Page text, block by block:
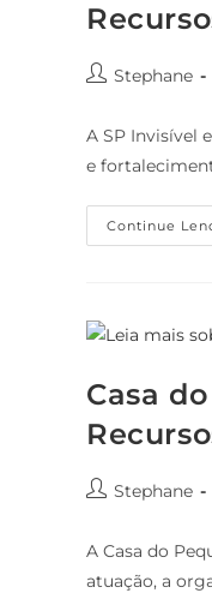
Stephane
A SP Invisível
e
Continue
Casa
Stephane
A Casa do
atuação, a